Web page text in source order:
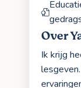
Over
Ik krijg